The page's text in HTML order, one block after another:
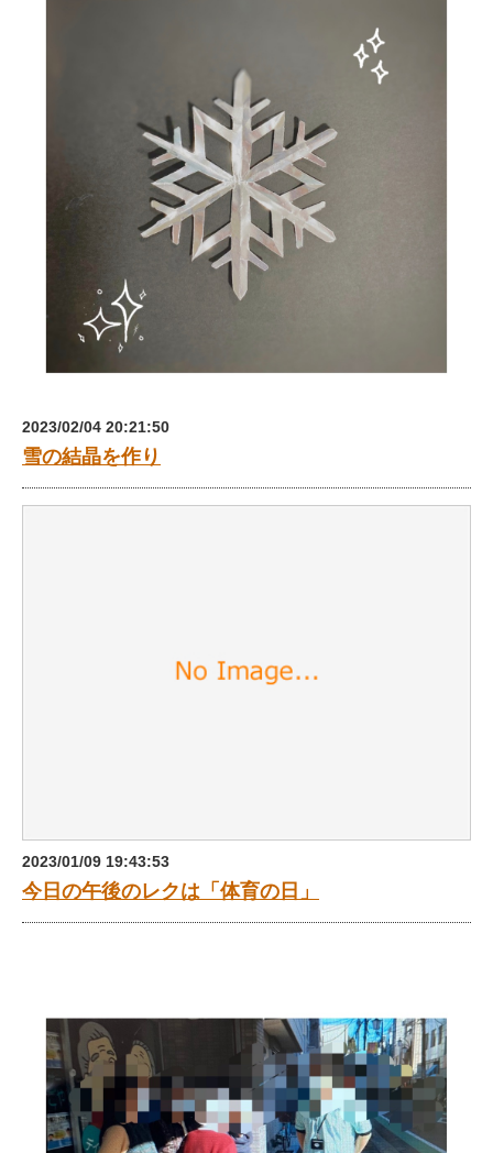
2023/02/04 20:21:50
雪の結晶を作り
2023/01/09 19:43:53
今日の午後のレクは「体育の日」